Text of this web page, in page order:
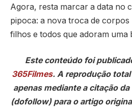
Agora, resta marcar a data no
pipoca: a nova troca de
filhos e todos que adoram uma
Este conteúdo foi
365Filmes. A reprodução
apenas mediante a citação
(dofollow) para o artigo